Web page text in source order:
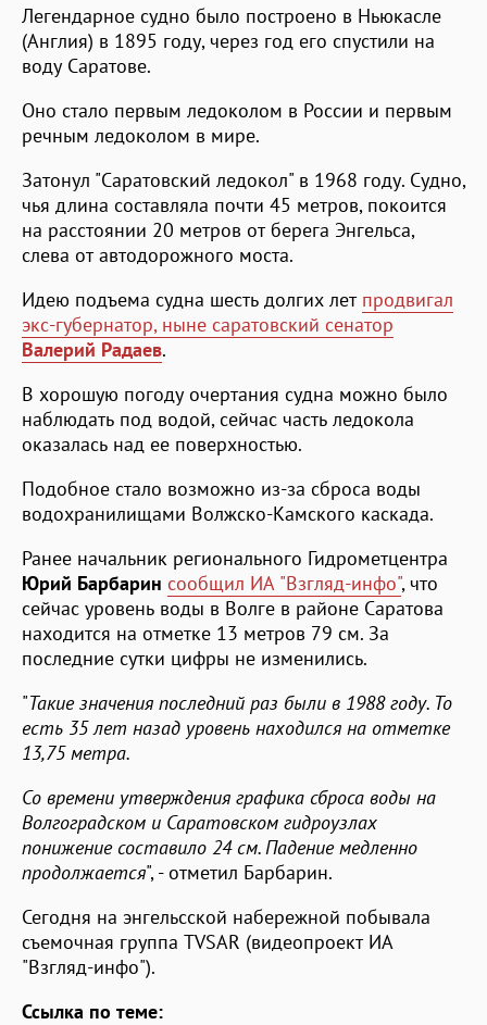
Легендарное судно было построено в Ньюкасле
(Англия) в 1895 году, через год его спустили на
воду Саратове.
Оно стало первым ледоколом в России и первым
речным ледоколом в мире.
Затонул "Саратовский ледокол" в 1968 году. Судно,
чья длина составляла почти 45 метров, покоится
на расстоянии 20 метров от берега Энгельса,
слева от автодорожного моста.
Идею подъема судна шесть долгих лет продвигал
экс-губернатор, ныне саратовский сенатор
Валерий Радаев.
В хорошую погоду очертания судна можно было
наблюдать под водой, сейчас часть ледокола
оказалась над ее поверхностью.
Подобное стало возможно из-за сброса воды
водохранилищами Волжско-Камского каскада.
Ранее начальник регионального Гидрометцентра
Юрий Барбарин сообщил ИА "Взгляд-инфо", что
сейчас уровень воды в Волге в районе Саратова
находится на отметке 13 метров 79 см. За
последние сутки цифры не изменились.
"Такие значения последний раз были в 1988 году. То
есть 35 лет назад уровень находился на отметке
13,75 метра.
Со времени утверждения графика сброса воды на
Волгоградском и Саратовском гидроузлах
понижение составило 24 см. Падение медленно
продолжается", - отметил Барбарин.
Сегодня на энгельсской набережной побывала
съемочная группа TVSAR (видеопроект ИА
"Взгляд-инфо").
Ссылка по теме: